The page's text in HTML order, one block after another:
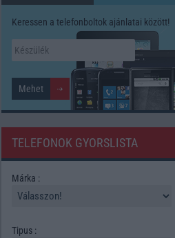
Keressen a telefonboltok ajánlatai között!
TELEFONOK GYORSLISTA
Márka :
Tipus :